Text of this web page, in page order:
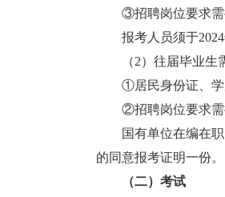
③招聘岗位要求需
报考人员须于2024
（2）往届毕业生需
①居民身份证、学历
②招聘岗位要求需
国有单位在编在职
的同意报考证明一份。
（二）考试